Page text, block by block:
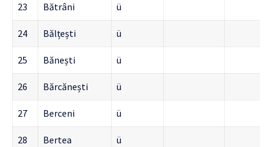
23 Bătrâni ü
24 Bălțești ü
25 Bănești ü
26 Bărcănești ü
27 Berceni ü
28 Bertea ü